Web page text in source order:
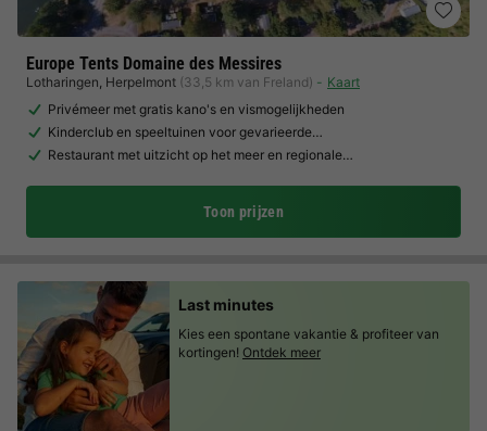
Europe Tents Domaine des Messires
Lotharingen, Herpelmont (33,5 km van Freland)
Kaart
Privémeer met gratis kano's en vismogelijkheden
Kinderclub en speeltuinen voor gevarieerde…
Restaurant met uitzicht op het meer en regionale…
Toon prijzen
Last minutes
Kies een spontane vakantie & profiteer van
kortingen! Ontdek meer